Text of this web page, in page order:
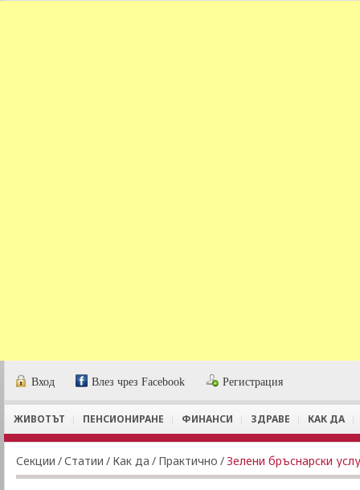
Вход Влез чрез Facebook Регистрация
ЖИВОТЪТ ПЕНСИОНИРАНЕ ФИНАНСИ ЗДРАВЕ КАК ДА
Секции /Статии / Как да / Практично /Зелени бръснарски